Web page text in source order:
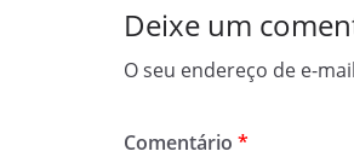
o
k
Deixe um
O seu endereço de e-
Comentário *